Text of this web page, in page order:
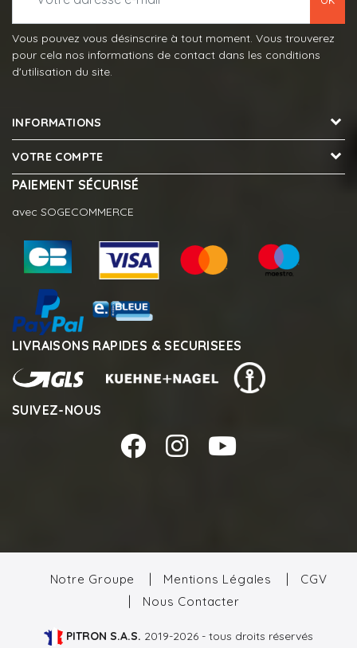
Vous pouvez vous désinscrire à tout moment. Vous trouverez
pour cela nos informations de contact dans les conditions
d'utilisation du site.
INFORMATIONS
VOTRE COMPTE
PAIEMENT SÉCURISÉ
avec SOGECOMMERCE
LIVRAISONS RAPIDES & SECURISEES
SUIVEZ-NOUS
Notre Groupe Mentions Légales
CGV
Nous Contacter
PITRON S.A.S. 2019-2026 - tous droits réservés